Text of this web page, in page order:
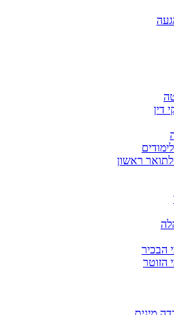
דין
לתואר ראשון
הבכיר
הזוטר